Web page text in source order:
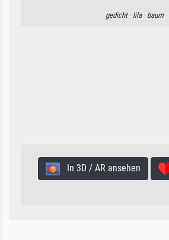
gedicht · lila · baum ·
In 3D / AR ansehen